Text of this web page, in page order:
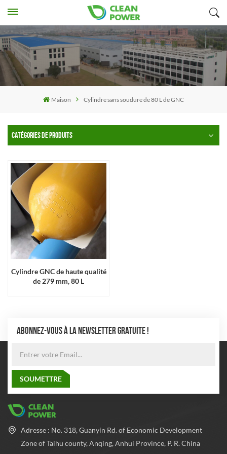
Maison Cylindre sans soudure de 80 L de GNC
CATÉGORIES DE PRODUITS
Cylindre GNC de haute qualité
de 279 mm, 80 L
ABONNEZ-VOUS À LA NEWSLETTER GRATUITE !
Adresse : No. 318, Guanyin Rd. of Economic Development
Zone of Taihu county, Anqing, Anhui Province, P. R. China